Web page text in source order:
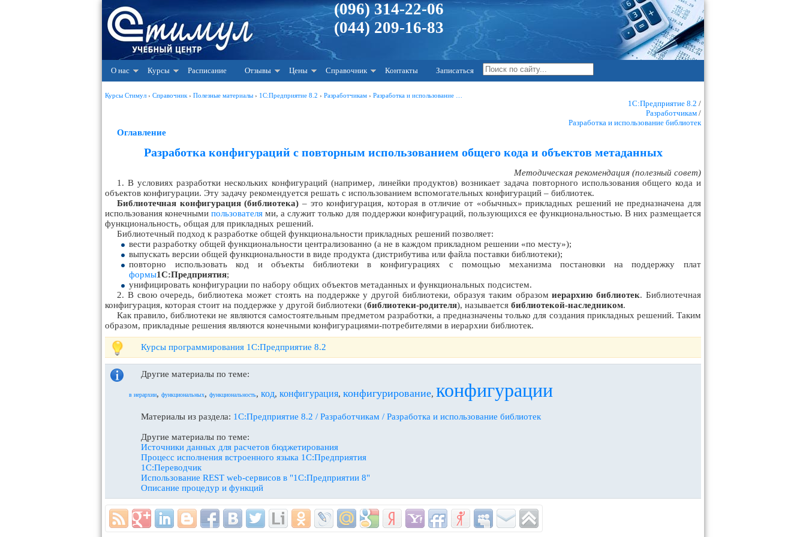
(096) 314-22-06
(044) 209-16-83
О нас Курсы Расписание Отзывы Цены Справочник Контакты Записаться
Курсы Стимул › Справочник › Полезные материалы › 1С:Предприятие 8.2 › Разработчикам › Разработка и использование …
1С:Предприятие 8.2 /
Разработчикам /
Разработка и использование библиотек
Оглавление
Разработка конфигураций с повторным использованием общего кода и объектов метаданных
Методическая рекомендация (полезный совет)
1. В условиях разработки нескольких конфигураций (например, линейки продуктов) возникает задача повторного использования общего кода и
объектов конфигурации. Эту задачу рекомендуется решать с использованием вспомогательных конфигураций – библиотек.
Библиотечная конфигурация (библиотека) – это конфигурация, которая в отличие от «обычных» прикладных решений не предназначена для
использования конечнымипользователя ми, а служит только для поддержки конфигураций, пользующихся ее функциональностью. В них размещается
функциональность, общая для прикладных решений.
Библиотечный подход к разработке общей функциональности прикладных решений позволяет:
вести разработку общей функциональности централизованно (а не в каждом прикладном решении «по месту»);
выпускать версии общей функциональности в виде продукта (дистрибутива или файла поставки библиотеки);
повторно использовать код и объекты библиотеки в конфигурациях с помощью механизма постановки на поддержку плат
формы1С:Предприятия;
унифицировать конфигурации по набору общих объектов метаданных и функциональных подсистем.
2. В свою очередь, библиотека может стоять на поддержке у другой библиотеки, образуя таким образомиерархию библиотек. Библиотечная
конфигурация, которая стоит на поддержке у другой библиотеки (библиотеки-родителя), называется библиотекой-наследником.
Как правило, библиотеки не являются самостоятельным предметом разработки, а предназначены только для создания прикладных решений. Таким
образом, прикладные решения являются конечными конфигурациями-потребителями в иерархии библиотек.
Курсы программирования 1С:Предприятие 8.2
Другие материалы по теме:
в иерархии, функциональных, функциональность, код, конфигурация, конфигурирование, конфигурации
Материалы из раздела: 1С:Предприятие 8.2 / Разработчикам / Разработка и использование библиотек
Другие материалы по теме:
Источники данных для расчетов бюджетирования
Процесс исполнения встроенного языка 1С:Предприятия
1С:Переводчик
Использование REST web-сервисов в "1C:Предприятии 8"
Описание процедур и функций